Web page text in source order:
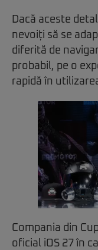
Dacă aceste
nevoiți să se
diferită de
probabil, pe o
rapidă în
Compania din
oficial iOS 27 în